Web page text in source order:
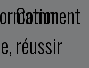
Comment
réussir